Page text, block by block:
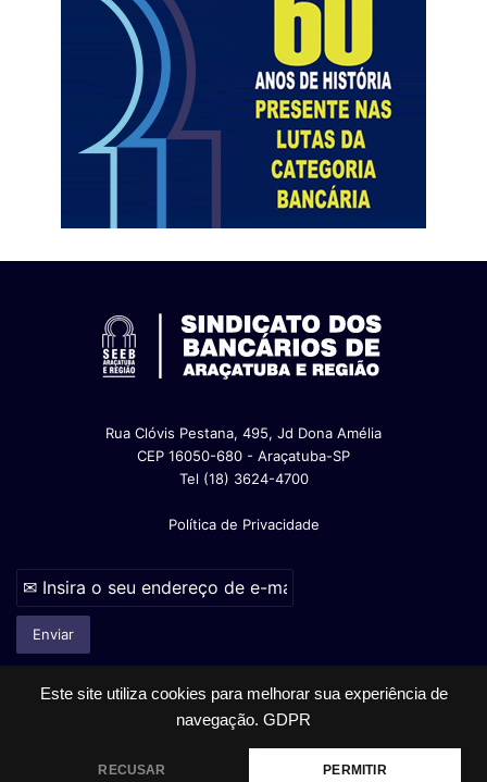
Este site utiliza cookies para melhorar sua experiência de
navegação. GDPR
RECUSAR PERMITIR
Rua Clóvis Pestana, 495, Jd Dona Amélia
CEP 16050-680 - Araçatuba-SP
Tel (18) 3624-4700
Política de Privacidade
© Copyright 2026, Todos os direitos reservados |